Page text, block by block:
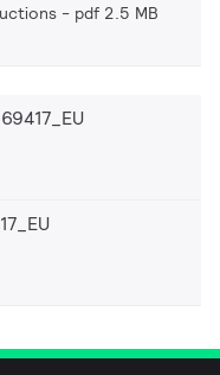
pdf 2.5 MB